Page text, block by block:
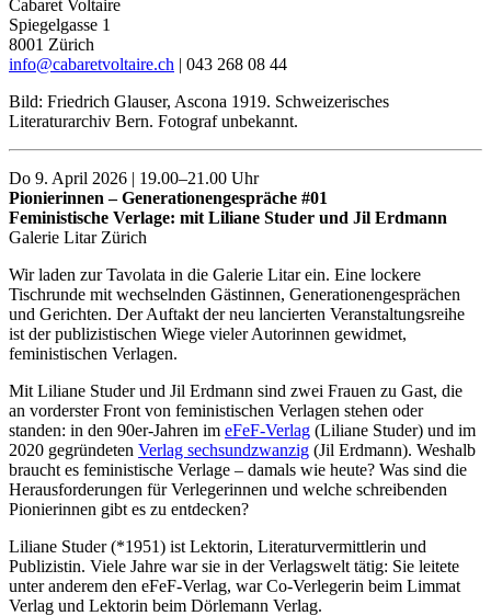
Cabaret Voltaire
Spiegelgasse 1
8001 Zürich
info@cabaretvoltaire.ch | 043 268 08 44
Bild: Friedrich Glauser, Ascona 1919. Schweizerisches
Literaturarchiv Bern. Fotograf unbekannt.
Do 9. April 2026 | 19.00–21.00 Uhr
Pionierinnen – Generationengespräche #01
Feministische Verlage: mit Liliane Studer und Jil Erdmann
Galerie Litar Zürich
Wir laden zur Tavolata in die Galerie Litar ein. Eine lockere
Tischrunde mit wechselnden Gästinnen, Generationengesprächen
und Gerichten. Der Auftakt der neu lancierten Veranstaltungsreihe
ist der publizistischen Wiege vieler Autorinnen gewidmet,
feministischen Verlagen.
Mit Liliane Studer und Jil Erdmann sind zwei Frauen zu Gast, die
an vorderster Front von feministischen Verlagen stehen oder
standen: in den 90er-Jahren im eFeF-Verlag (Liliane Studer) und im
2020 gegründeten Verlag sechsundzwanzig (Jil Erdmann). Weshalb
braucht es feministische Verlage – damals wie heute? Was sind die
Herausforderungen für Verlegerinnen und welche schreibenden
Pionierinnen gibt es zu entdecken?
Liliane Studer (*1951) ist Lektorin, Literaturvermittlerin und
Publizistin. Viele Jahre war sie in der Verlagswelt tätig: Sie leitete
unter anderem den eFeF-Verlag, war Co-Verlegerin beim Limmat
Verlag und Lektorin beim Dörlemann Verlag.